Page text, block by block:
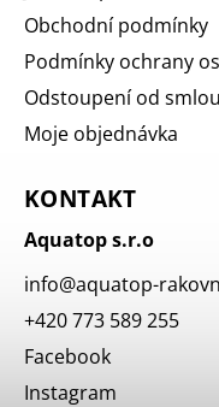
Obchodní podmínky
Podmínky ochrany
Odstoupení od
Moje objednávka
KONTAKT
Aquatop s.r.o
info@aquatop-
+420 773 589 255
Facebook
Instagram